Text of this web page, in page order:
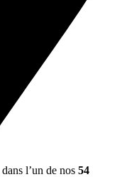
dans l’un de nos 54